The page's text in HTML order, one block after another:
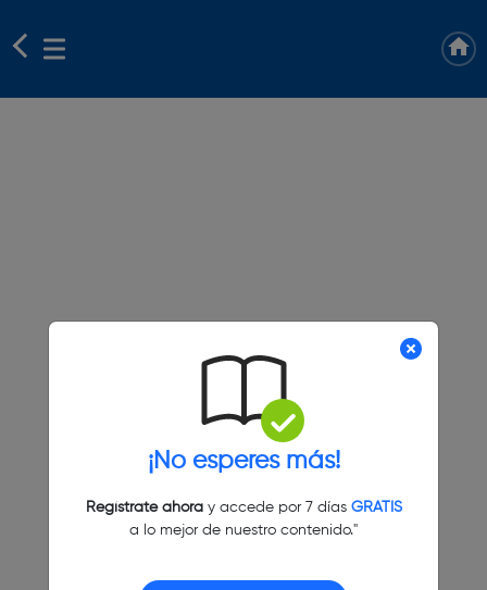
¡No esperes más!
Regístrate ahoray accede por 7 días GRATIS
a lo mejor de nuestro contenido."